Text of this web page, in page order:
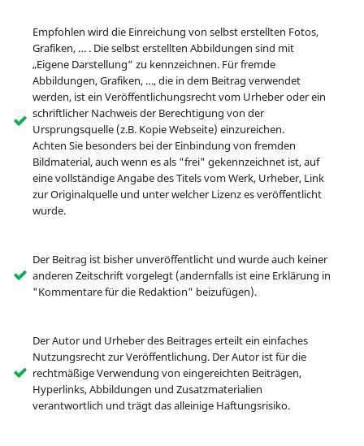
Empfohlen wird die Einreichung von selbst erstellten Fotos,
Grafiken, … . Die selbst erstellten Abbildungen sind mit
„Eigene Darstellung“ zu kennzeichnen. Für fremde
Abbildungen, Grafiken, …, die in dem Beitrag verwendet
werden, ist ein Veröffentlichungsrecht vom Urheber oder ein
schriftlicher Nachweis der Berechtigung von der
Ursprungsquelle (z.B. Kopie Webseite) einzureichen.
Achten Sie besonders bei der Einbindung von fremden
Bildmaterial, auch wenn es als "frei" gekennzeichnet ist, auf
eine vollständige Angabe des Titels vom Werk, Urheber, Link
zur Originalquelle und unter welcher Lizenz es veröffentlicht
wurde.
Der Beitrag ist bisher unveröffentlicht und wurde auch keiner
anderen Zeitschrift vorgelegt (andernfalls ist eine Erklärung in
"Kommentare für die Redaktion" beizufügen).
Der Autor und Urheber des Beitrages erteilt ein einfaches
Nutzungsrecht zur Veröffentlichung. Der Autor ist für die
rechtmäßige Verwendung von eingereichten Beiträgen,
Hyperlinks, Abbildungen und Zusatzmaterialien
verantwortlich und trägt das alleinige Haftungsrisiko.